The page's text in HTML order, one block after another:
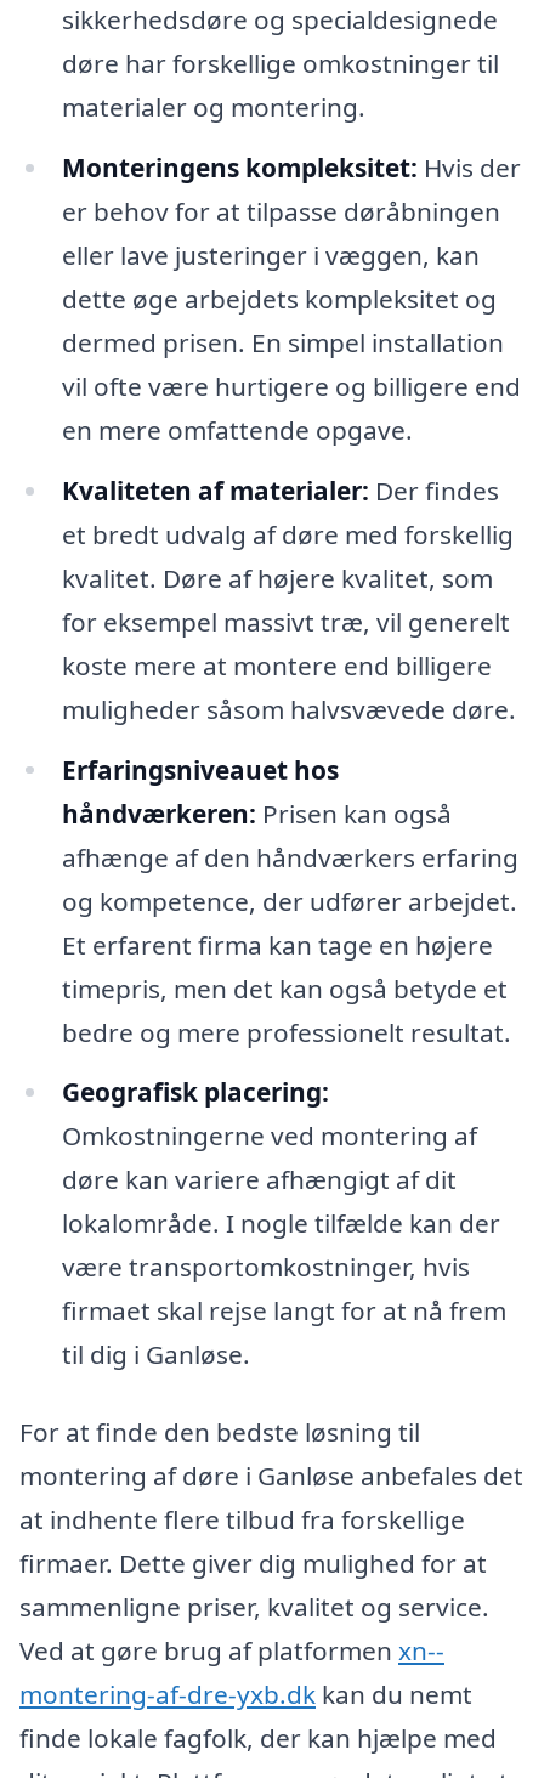
sikkerhedsdøre og specialdesignede
døre har forskellige omkostninger til
materialer og montering.
Monteringens kompleksitet: Hvis der
er behov for at tilpasse døråbningen
eller lave justeringer i væggen, kan
dette øge arbejdets kompleksitet og
dermed prisen. En simpel installation
vil ofte være hurtigere og billigere end
en mere omfattende opgave.
Kvaliteten af materialer: Der findes
et bredt udvalg af døre med forskellig
kvalitet. Døre af højere kvalitet, som
for eksempel massivt træ, vil generelt
koste mere at montere end billigere
muligheder såsom halvsvævede døre.
Erfaringsniveauet hos
håndværkeren: Prisen kan også
afhænge af den håndværkers erfaring
og kompetence, der udfører arbejdet.
Et erfarent firma kan tage en højere
timepris, men det kan også betyde et
bedre og mere professionelt resultat.
Geografisk placering:
Omkostningerne ved montering af
døre kan variere afhængigt af dit
lokalområde. I nogle tilfælde kan der
være transportomkostninger, hvis
firmaet skal rejse langt for at nå frem
til dig i Ganløse.
For at finde den bedste løsning til
montering af døre i Ganløse anbefales det
at indhente flere tilbud fra forskellige
firmaer. Dette giver dig mulighed for at
sammenligne priser, kvalitet og service.
Ved at gøre brug af platformen xn--
montering-af-dre-yxb.dk kan du nemt
finde lokale fagfolk, der kan hjælpe med